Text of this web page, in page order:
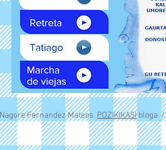
Fernandez Mateos POZIKIKASIbloga /